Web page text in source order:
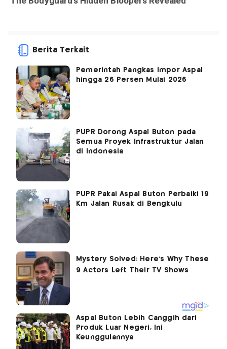
Berita Terkait
Pemerintah Pangkas Impor Aspal
hingga 26 Persen Mulai 2026
PUPR Dorong Aspal Buton pada
Semua Proyek Infrastruktur Jalan
di Indonesia
PUPR Pakai Aspal Buton Perbaiki 19
Km Jalan Rusak di Bengkulu
Aspal Buton Lebih Canggih dari
Produk Luar Negeri, Ini
Keunggulannya